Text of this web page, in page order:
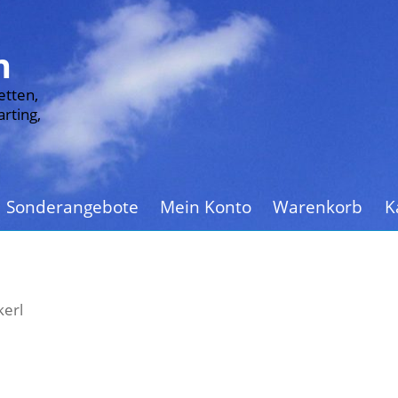
Sonderangebote Mein Konto Warenkorb